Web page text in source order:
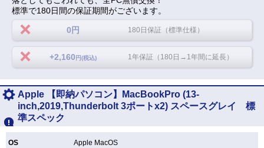
標準で180日間の保証期間がございます。
0円 180日保証（標準仕様）
+2,160 円(税込) 1年保証（180日→1年間に延長）
Apple 【即納パソコン】MacBookPro (13-
inch,2019,Thunderbolt 3ポートx2) スペースグレイ 標
準スペック
OS Apple MacOS